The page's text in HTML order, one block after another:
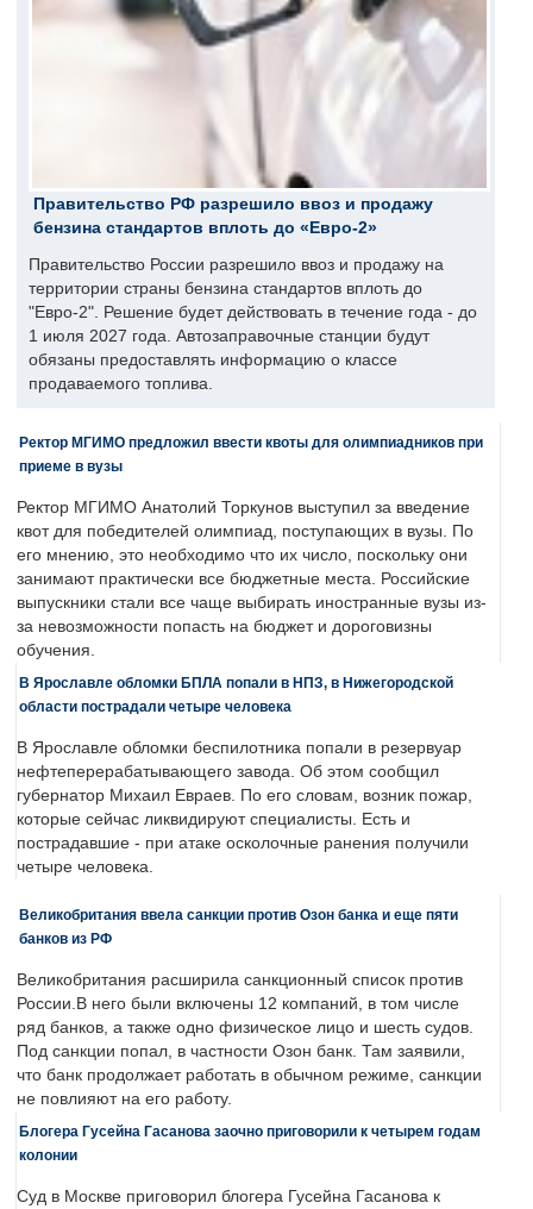
Правительство РФ разрешило ввоз и продажу
бензина стандартов вплоть до «Евро-2»
Правительство России разрешило ввоз и продажу на
территории страны бензина стандартов вплоть до
"Евро-2". Решение будет действовать в течение года - до
1 июля 2027 года. Автозаправочные станции будут
обязаны предоставлять информацию о классе
продаваемого топлива.
Ректор МГИМО предложил ввести квоты для олимпиадников при
приеме в вузы
Ректор МГИМО Анатолий Торкунов выступил за введение
квот для победителей олимпиад, поступающих в вузы. По
его мнению, это необходимо что их число, поскольку они
занимают практически все бюджетные места. Российские
выпускники стали все чаще выбирать иностранные вузы из-
за невозможности попасть на бюджет и дороговизны
обучения.
В Ярославле обломки БПЛА попали в НПЗ, в Нижегородской
области пострадали четыре человека
В Ярославле обломки беспилотника попали в резервуар
нефтеперерабатывающего завода. Об этом сообщил
губернатор Михаил Евраев. По его словам, возник пожар,
которые сейчас ликвидируют специалисты. Есть и
пострадавшие - при атаке осколочные ранения получили
четыре человека.
Великобритания ввела санкции против Озон банка и еще пяти
банков из РФ
Великобритания расширила санкционный список против
России.В него были включены 12 компаний, в том числе
ряд банков, а также одно физическое лицо и шесть судов.
Под санкции попал, в частности Озон банк. Там заявили,
что банк продолжает работать в обычном режиме, санкции
не повлияют на его работу.
Блогера Гусейна Гасанова заочно приговорили к четырем годам
колонии
Суд в Москве приговорил блогера Гусейна Гасанова к